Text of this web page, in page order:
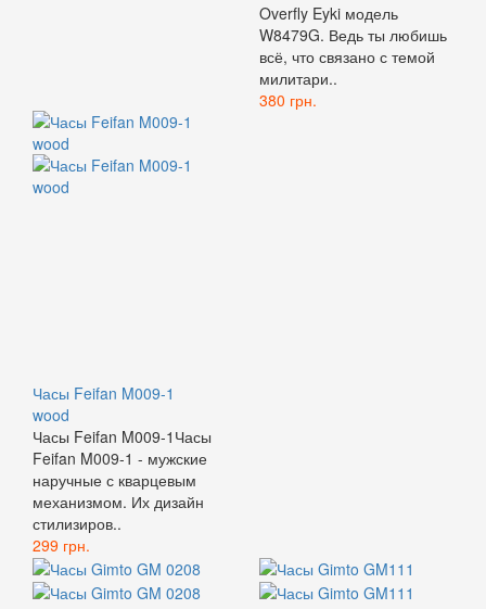
Overfly Eyki модель
W8479G. Ведь ты любишь
всё, что связано с темой
милитари..
380 грн.
Часы Feifan M009-1
wood
Часы Feifan M009-1Часы
Feifan M009-1 - мужские
наручные с кварцевым
механизмом. Их дизайн
стилизиров..
299 грн.